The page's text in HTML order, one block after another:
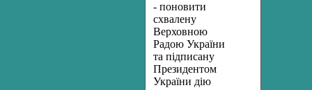
- поновити
схвалену
Верховною
Радою України
та підписану
Президентом
України дію